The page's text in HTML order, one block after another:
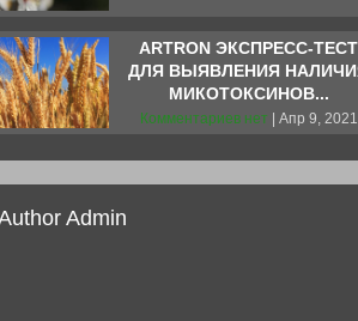
ARTRON ЭКСПРЕСС-ТЕСТ
ДЛЯ ВЫЯВЛЕНИЯ
МИКОТОКСИНОВ...
Комментариев нет | Апр 9, 2021
Admin